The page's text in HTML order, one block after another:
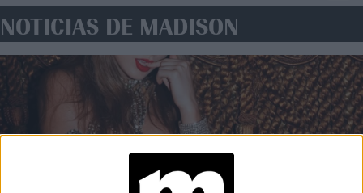
NOTICIAS DE MADISON